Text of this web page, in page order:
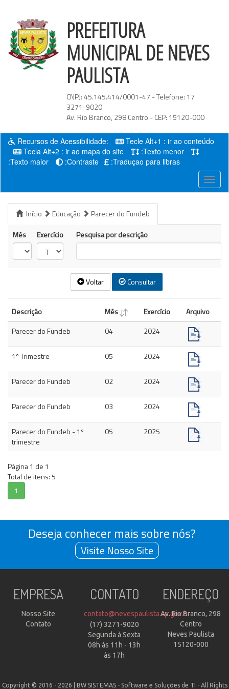
PREFEITURA
MUNICIPAL DE NEVES
PAULISTA
CNPJ:45.145.414/0001-47 - Telefone: 17
3271-9020
Av. Rio Branco, 298Centro - CEP: 15120-000
Recursos de Acessibilidade:
Tecle Alt+1 : ir ao conteúdo
Tecla Alt+2 : ir ao mapa do site
:Texto menor
:Texto maior
:Contraste
:Traduçao para libras
Menu
Início Educação
Parecer do Fundeb
Mês
Exercício Pesquisa por descrição
Voltar Consultar
Descrição Mês Exercício
Arquivo
Parecer do Fundeb
04 2024
1º Trimestre 05 2024
Parecer do Fundeb 02 2024
Parecer do Fundeb 03 2024
Parecer do Fundeb - 1º
trimestre
05 2025
Página1 de 1
Total de itens:5
Deseja conhecer mais sobre nós?
Visite Nosso Site
EMPRESA
Nosso Site
Contato
CONTATO
contato@nevespaulista.sp.gov.br
(17) 3271-9020
Segunda à Sexta
08h às 11h - 13h
às 17h
ENDEREÇO
Av. Rio Branco, 298
Centro
Neves Paulista
15120-000
Copyright © 2016 - 2026 | BW SISTEMAS - Software e Soluções de TI - All Rights